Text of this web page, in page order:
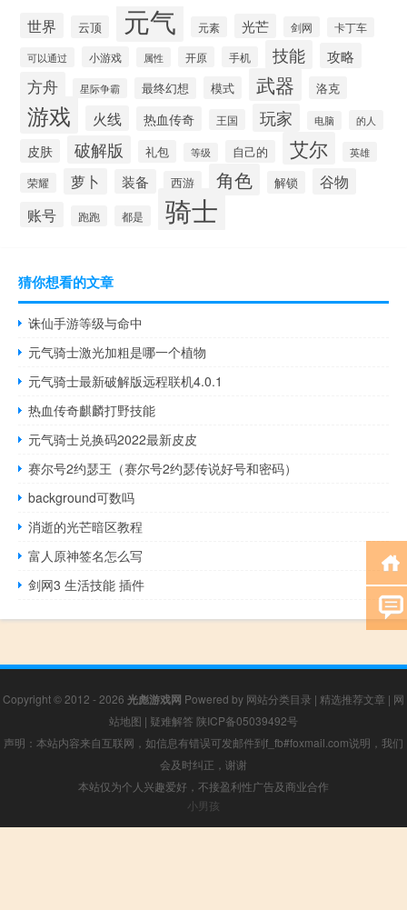
世界 云顶 元气 元素 光芒 剑网 卡丁车
可以通过 小游戏 属性 开原 手机 技能 攻略
方舟 星际争霸 最终幻想 模式 武器 洛克
游戏 火线 热血传奇 王国 玩家 电脑 的人
皮肤 破解版 礼包 等级 自己的 艾尔 英雄
荣耀 萝卜 装备 西游 角色 解锁 谷物
账号 跑跑 都是 骑士
猜你想看的文章
诛仙手游等级与命中
元气骑士激光加粗是哪一个植物
元气骑士最新破解版远程联机4.0.1
热血传奇麒麟打野技能
元气骑士兑换码2022最新皮皮
赛尔号2约瑟王（赛尔号2约瑟传说好号和密码）
background可数吗
消逝的光芒暗区教程
富人原神签名怎么写
剑网3 生活技能 插件
Copyright © 2012 - 2026 光彪游戏网 Powered by 网站分类目录 | 精选推荐文章 | 网
站地图 | 疑难解答 陕ICP备05039492号
声明：本站内容来自互联网，如信息有错误可发邮件到f_fb#foxmail.com说明，我们
会及时纠正，谢谢
本站仅为个人兴趣爱好，不接盈利性广告及商业合作
小男孩